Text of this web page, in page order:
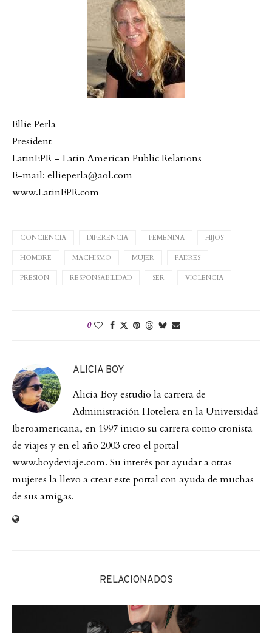
Ellie Perla
President
LatinEPR – Latin American Public Relations
E-mail: ellieperla@aol.com
www.LatinEPR.com
CONCIENCIA DIFERENCIA FEMENINA HIJOS
HOMBRE MACHISMO MUJER PADRES
PRESION RESPONSABILIDAD SER VIOLENCIA
0
ALICIA BOY
Alicia Boy estudio la carrera de
Administración Hotelera en la Universidad
Iberoamericana, en 1997 inicio su carrera como cronista
de viajes y en el año 2003 creo el portal
www.boydeviaje.com. Su interés por ayudar a otras
mujeres la llevo a crear este portal con ayuda de muchas
de sus amigas.
RELACIONADOS